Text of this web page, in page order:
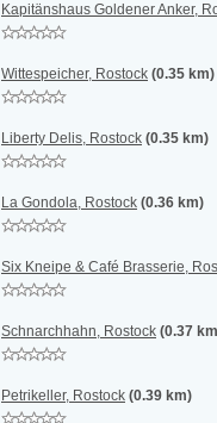
Kapitänshaus Goldener Anker,
Wittespeicher, Rostock (0.35 km)
Liberty Delis, Rostock (0.35 km)
La Gondola, Rostock (0.36 km)
Six Kneipe & Café Brasserie,
Schnarchhahn, Rostock (0.37
Petrikeller, Rostock (0.39 km)